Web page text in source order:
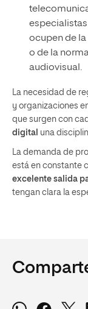
especialistas
ocupen de
o de la
audiovisual.
La necesidad de
y organizaciones
que surgen con
digital una
La demanda de
está en constante
excelente salida
tengan clara la